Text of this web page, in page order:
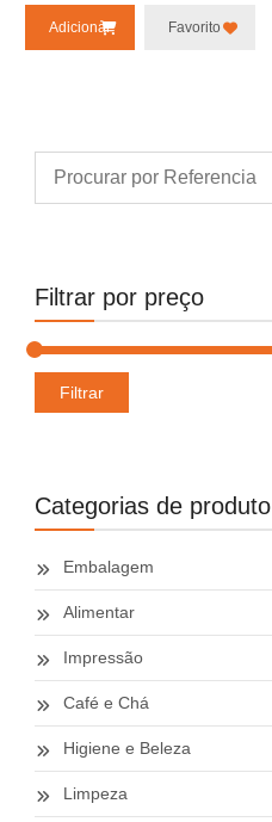
Adicionar Favorito
Filtrar por preço
Filtrar
Categorias de produto
Embalagem
Alimentar
Impressão
Café e Chá
Higiene e Beleza
Limpeza